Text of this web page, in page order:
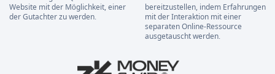
Website mit der Möglichkeit, einer
der Gutachter zu werden.
bereitzustellen, indem Erfahrungen
mit der Interaktion mit einer
separaten Online-Ressource
ausgetauscht werden.